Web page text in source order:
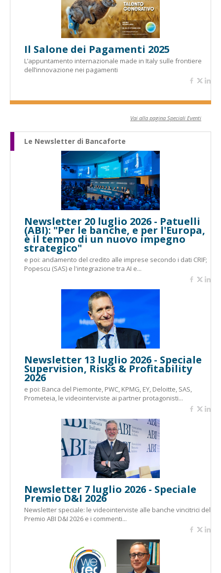
Il Salone dei Pagamenti 2025
L’appuntamento internazionale made in Italy sulle frontiere
dell’innovazione nei pagamenti
Vai alla pagina Speciali Eventi
Le Newsletter di Bancaforte
Newsletter 20 luglio 2026 - Patuelli
(ABI): "Per le banche, e per l'Europa,
è il tempo di un nuovo impegno
strategico"
e poi: andamento del credito alle imprese secondo i dati CRIF;
Popescu (SAS) e l'integrazione tra AI e...
Newsletter 13 luglio 2026 - Speciale
Supervision, Risks & Profitability
2026
e poi: Banca del Piemonte, PWC, KPMG, EY, Deloitte, SAS,
Prometeia, le videointerviste ai partner protagonisti...
Newsletter 7 luglio 2026 - Speciale
Premio D&I 2026
Newsletter speciale: le videointerviste alle banche vincitrici del
Premio ABI D&I 2026 e i commenti...